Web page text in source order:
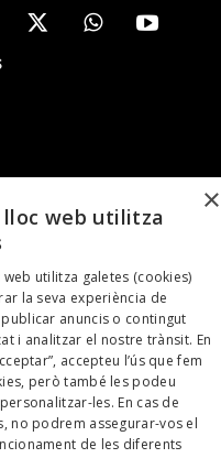
A LA NOSTRA NEWSLETTER!
×
lloc web utilitza
utilitza galetes (cookies)
la seva experiència de
anuncis o contingut
i analitzar el nostre trànsit. En
accepteu l’ús que fem
però també les podeu
les. En cas de
no podrem assegurar-vos el
de les diferents